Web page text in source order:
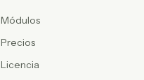
Módulos
Precios
Licencia